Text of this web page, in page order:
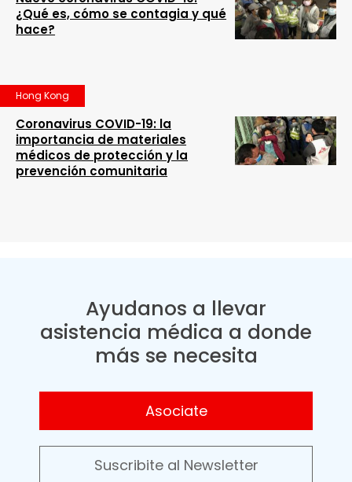
¿Qué es, cómo se contagia y qué
hace?
Hong Kong
Coronavirus COVID-19: la
importancia de materiales
médicos de protección y la
prevención comunitaria
Ayudanos a llevar
asistencia médica a donde
más se necesita
Asociate
Suscribite al Newsletter